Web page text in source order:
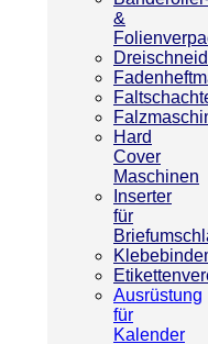
&
Hard
Cover
Maschinen
Inserter
für
Ausrüstung
für
Kalender